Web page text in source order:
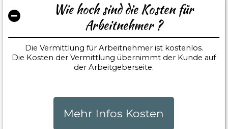
Wie hoch sind die Kosten für
Arbeitnehmer ?
Die Vermittlung für Arbeitnehmer ist kostenlos.
Die Kosten der Vermittlung übernimmt der Kunde auf
der Arbeitgeberseite.
Mehr Infos Kosten